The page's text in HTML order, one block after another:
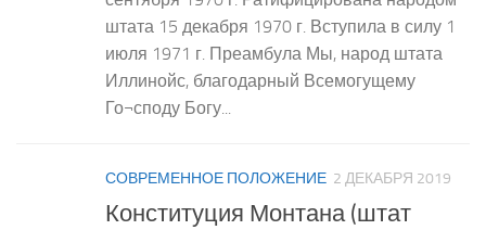
штата 15 декабря 1970 г. Вступила в силу 1
июля 1971 г. Преамбула Мы, народ штата
Иллинойс, благодарный Всемогущему
Го¬споду Богу...
СОВРЕМЕННОЕ ПОЛОЖЕНИЕ 2 ДЕКАБРЯ 2019
Конституция Монтана (штат